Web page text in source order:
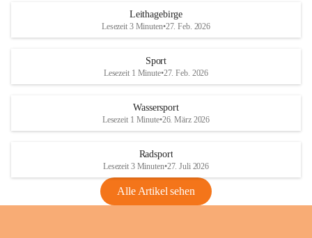
Maßnahmen zur Bekämpfung
Rebe und der Amerikanischen
Anhang VBl. EU Nr. 18
1 Seite•1,4 MB
VBl. EU Nr. 18_2026
Leithagebirge
Lesezeit 3 Minuten•27. Feb. 2026
Sport
Lesezeit 1 Minute•27. Feb. 2026
Wassersport
Lesezeit 1 Minute•26. März 2026
Radsport
Lesezeit 3 Minuten•27. Juli 2026
Alle Artikel sehen